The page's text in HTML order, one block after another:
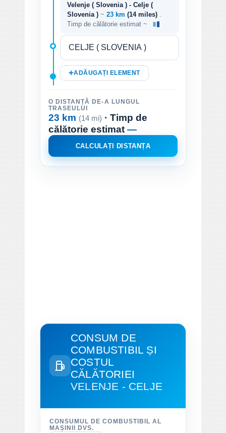
Velenje ( Slovenia ) - Celje (
Slovenia ) ~ 23 km (14 miles)
Timp de călătorie estimat ~
ADĂUGAȚI ELEMENT
O DISTANȚĂ DE-A LUNGUL
TRASEULUI
23 km (14 mi) · Timp de
călătorie estimat—
CALCULAȚI DISTANȚA
CONSUM DE
COMBUSTIBIL ȘI
COSTUL
CĂLĂTORIEI
VELENJE - CELJE
CONSUMUL DE COMBUSTIBIL AL
MAȘINII DVS.